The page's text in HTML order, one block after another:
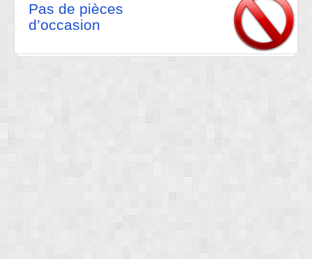
Pas de pièces
d’occasion